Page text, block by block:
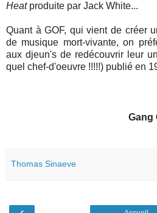
Heatproduite par Jack White...
Quant à GOF, qui vient de créer
de musique mort-vivante, on
aux djeun's de redécouvrir leur
quel chef-d'oeuvre !!!!!) publié en
Gang
Thomas Sinaeve